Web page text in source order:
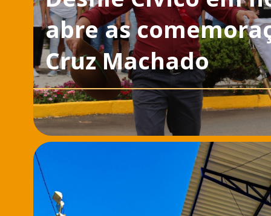
abre as
Cruz Machado